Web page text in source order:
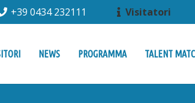
+39 0434 232111 Visitatori
NEWS PROGRAMMA TALENT